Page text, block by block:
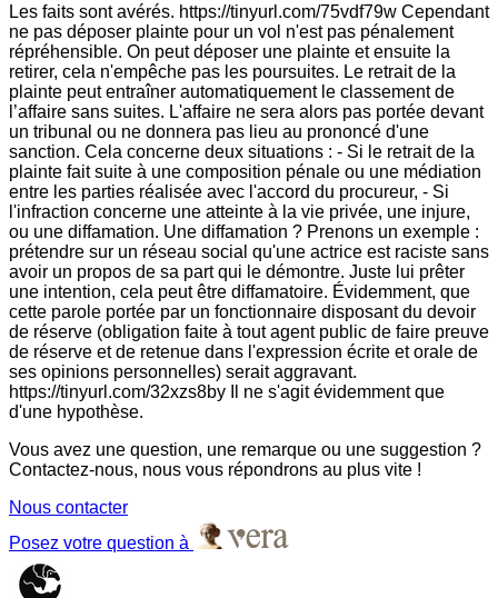
Les faits sont avérés. https://tinyurl.com/75vdf79w Cependant
ne pas déposer plainte pour un vol n'est pas pénalement
répréhensible. On peut déposer une plainte et ensuite la
retirer, cela n'empêche pas les poursuites. Le retrait de la
plainte peut entraîner automatiquement le classement de
l’affaire sans suites. L'affaire ne sera alors pas portée devant
un tribunal ou ne donnera pas lieu au prononcé d'une
sanction. Cela concerne deux situations : - Si le retrait de la
plainte fait suite à une composition pénale ou une médiation
entre les parties réalisée avec l'accord du procureur, - Si
l'infraction concerne une atteinte à la vie privée, une injure,
ou une diffamation. Une diffamation ? Prenons un exemple :
prétendre sur un réseau social qu'une actrice est raciste sans
avoir un propos de sa part qui le démontre. Juste lui prêter
une intention, cela peut être diffamatoire. Évidemment, que
cette parole portée par un fonctionnaire disposant du devoir
de réserve (obligation faite à tout agent public de faire preuve
de réserve et de retenue dans l'expression écrite et orale de
ses opinions personnelles) serait aggravant.
https://tinyurl.com/32xzs8by Il ne s'agit évidemment que
d'une hypothèse.
Vous avez une question, une remarque ou une suggestion ?
Contactez-nous, nous vous répondrons au plus vite !
Nous contacter
Posez votre question à